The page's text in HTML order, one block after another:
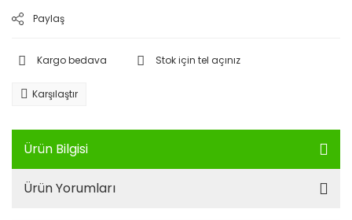
Paylaş
Kargo bedava Stok için tel açınız
Karşılaştır
Ürün Bilgisi
Ürün Yorumları